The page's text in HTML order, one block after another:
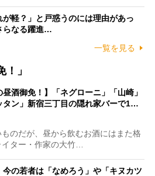
軽？」と戸惑うのには理由があっ
らなる躍進…
一覧を見る
」
昼酒御免！】「ネグローニ」「山崎」
タン」新宿三丁目の隠れ家バーで1…
のだが、昼から飲むお酒にはまた格
ター・作家の大竹…
今の若者は「なめろう」や「キヌカツ